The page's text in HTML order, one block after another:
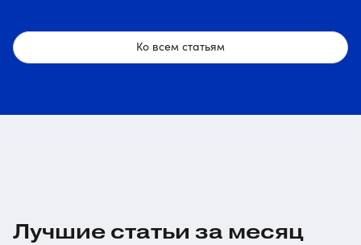
Ко всем статьям
Лучшие статьи за месяц